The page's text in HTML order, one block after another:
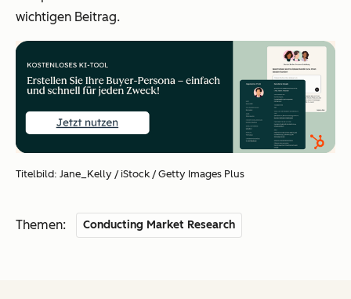
wichtigen Beitrag.
Titelbild: Jane_Kelly / iStock / Getty Images Plus
Themen: Conducting Market Research